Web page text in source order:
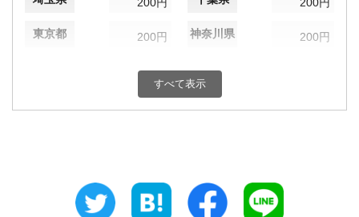
東京都 200円 神奈川県 200円
200円 富山県
200円 三重県
すべて表示